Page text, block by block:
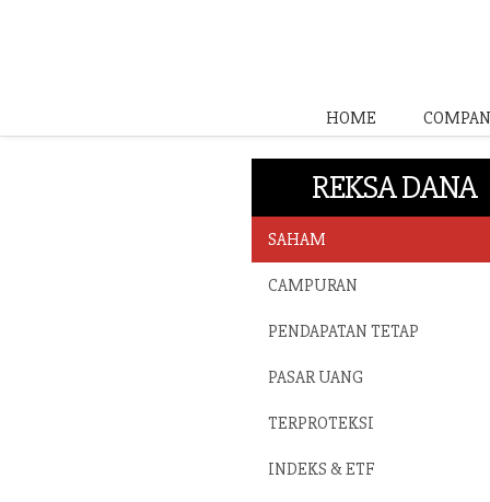
HOME
REKSA DANA
SAHAM
CAMPURAN
PENDAPATAN TETAP
PASAR UANG
TERPROTEKSI
INDEKS & ETF